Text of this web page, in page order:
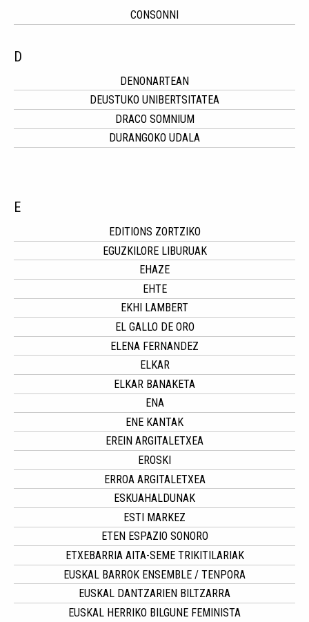
CONSONNI
D
DENONARTEAN
DEUSTUKO UNIBERTSITATEA
DRACO SOMNIUM
DURANGOKO UDALA
E
EDITIONS ZORTZIKO
EGUZKILORE LIBURUAK
EHAZE
EHTE
EKHI LAMBERT
EL GALLO DE ORO
ELENA FERNANDEZ
ELKAR
ELKAR BANAKETA
ENA
ENE KANTAK
EREIN ARGITALETXEA
EROSKI
ERROA ARGITALETXEA
ESKUAHALDUNAK
ESTI MARKEZ
ETEN ESPAZIO SONORO
ETXEBARRIA AITA-SEME TRIKITILARIAK
EUSKAL BARROK ENSEMBLE / TENPORA
EUSKAL DANTZARIEN BILTZARRA
EUSKAL HERRIKO BILGUNE FEMINISTA